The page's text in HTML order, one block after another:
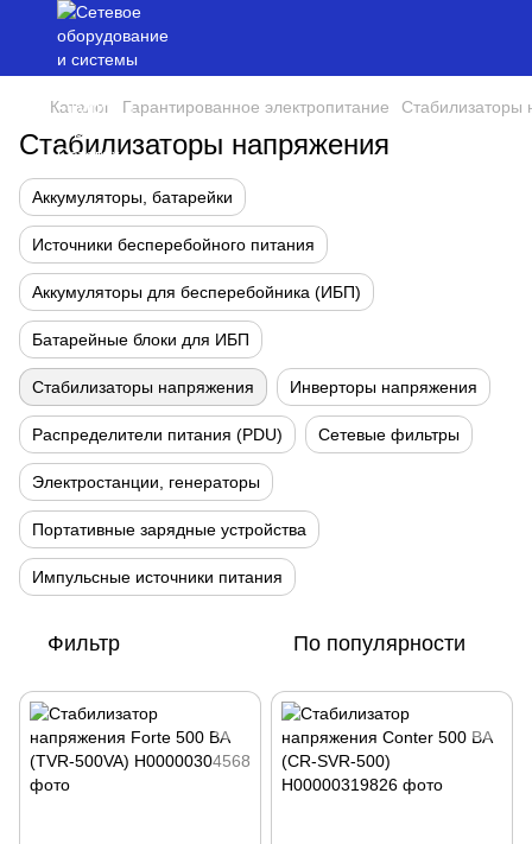
Каталог Гарантированное электропитание Стабилизаторы
Стабилизаторы напряжения
Аккумуляторы, батарейки
Источники бесперебойного питания
Аккумуляторы для бесперебойника (ИБП)
Батарейные блоки для ИБП
Стабилизаторы напряжения Инверторы напряжения
Распределители питания (PDU) Сетевые фильтры
Электростанции, генераторы
Портативные зарядные устройства
Импульсные источники питания
Фильтр По популярности